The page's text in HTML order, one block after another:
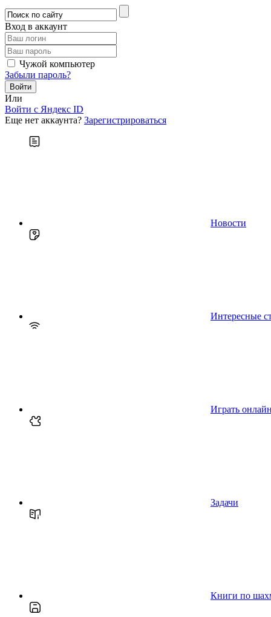
Вход в аккаунт
Чужой компьютер
Забыли пароль?
Или
Войти c Яндекс ID
Еще нет аккаунта? Зарегистрироваться
Новости
Интересные
Играть онлайн
Задачи
Книги по